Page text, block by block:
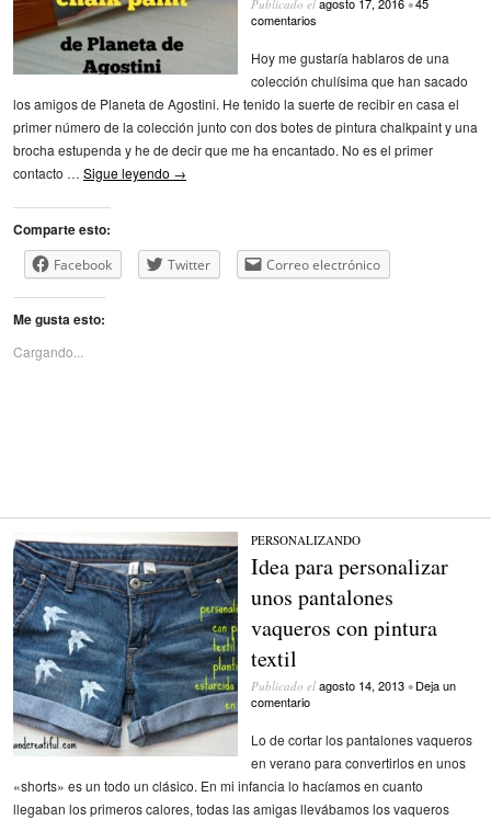
Publicado el •
comentarios
Hoy me gustaría hablaros de una
colección chulísima que han sacado
los amigos de Planeta de Agostini. He tenido la suerte de recibir en casa el
primer número de la colección junto con dos botes de pintura chalkpaint y una
brocha estupenda y he de decir que me ha encantado. No es el primer
contacto … Sigue leyendo →
Comparte esto:
Facebook Twitter Correo electrónico
Me gusta esto:
Cargando...
PERSONALIZANDO
Idea para personalizar
unos pantalones
vaqueros con pintura
textil
Publicado el agosto 14, 2013 • Deja un
comentario
Lo de cortar los pantalones vaqueros
en verano para convertirlos en unos
«shorts» es un todo un clásico. En mi infancia lo hacíamos en cuanto
llegaban los primeros calores, todas las amigas llevábamos los vaqueros